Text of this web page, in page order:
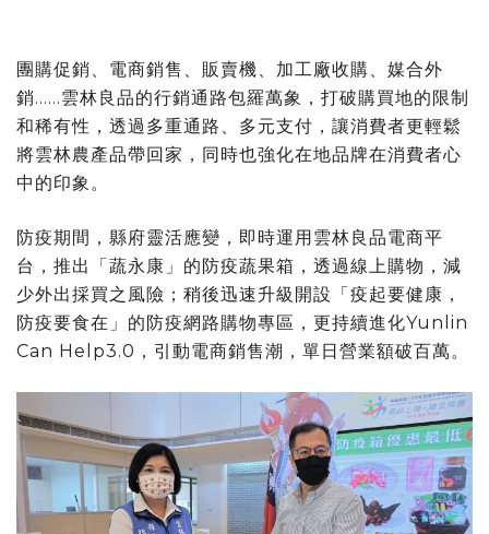
團購促銷、電商銷售、販賣機、加工廠收購、媒合外
銷……雲林良品的行銷通路包羅萬象，打破購買地的限制
和稀有性，透過多重通路、多元支付，讓消費者更輕鬆
將雲林農產品帶回家，同時也強化在地品牌在消費者心
中的印象。
防疫期間，縣府靈活應變，即時運用雲林良品電商平
台，推出「蔬永康」的防疫蔬果箱，透過線上購物，減
少外出採買之風險；稍後迅速升級開設「疫起要健康，
防疫要食在」的防疫網路購物專區，更持續進化Yunlin
Can Help3.0，引動電商銷售潮，單日營業額破百萬。